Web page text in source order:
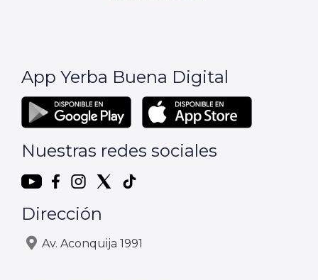
App Yerba Buena Digital
Nuestras redes sociales
Dirección
Av. Aconquija 1991